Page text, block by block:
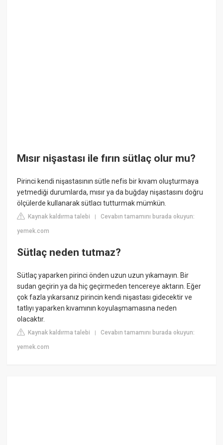
Mısır nişastası ile fırın sütlaç olur mu?
Pirinci kendi nişastasının sütle nefis bir kıvam oluşturmaya
yetmediği durumlarda, mısır ya da buğday nişastasını doğru
ölçülerde kullanarak sütlacı tutturmak mümkün.
Kaynak kaldırma talebi |Cevabın tamamını burada okuyun:
yemek.com
Sütlaç neden tutmaz?
Sütlaç yaparken pirinci önden uzun uzun yıkamayın. Bir
sudan geçirin ya da hiç geçirmeden tencereye aktarın. Eğer
çok fazla yıkarsanız pirincin kendi nişastası gidecektir ve
tatlıyı yaparken kıvamının koyulaşmamasına neden
olacaktır.
Kaynak kaldırma talebi |Cevabın tamamını burada okuyun:
yemek.com